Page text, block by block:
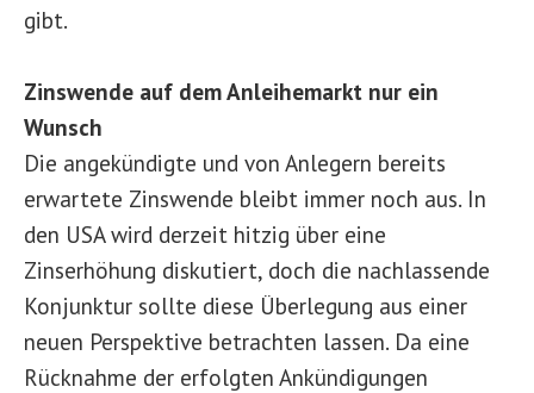
gibt.
Zinswende auf dem Anleihemarkt nur ein
Wunsch
Die angekündigte und von Anlegern bereits
erwartete Zinswende bleibt immer noch aus. In
den USA wird derzeit hitzig über eine
Zinserhöhung diskutiert, doch die nachlassende
Konjunktur sollte diese Überlegung aus einer
neuen Perspektive betrachten lassen. Da eine
Rücknahme der erfolgten Ankündigungen